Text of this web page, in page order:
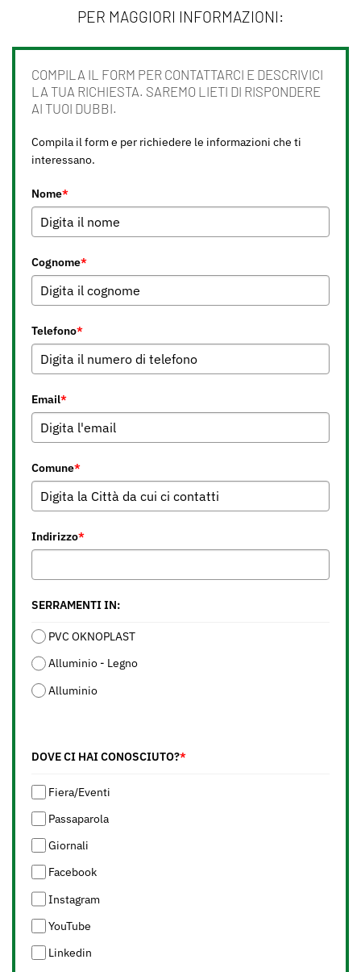
PER MAGGIORI INFORMAZIONI:
COMPILA IL FORM PER CONTATTARCI E DESCRIVICI
LA TUA RICHIESTA. SAREMO LIETI DI RISPONDERE
AI TUOI DUBBI.
Compila il form e per richiedere le informazioni che ti
interessano.
Nome*
Cognome*
Telefono*
Email*
Comune*
Indirizzo*
SERRAMENTI IN:
PVC OKNOPLAST
Alluminio - Legno
Alluminio
DOVE CI HAI CONOSCIUTO?*
Fiera/Eventi
Passaparola
Giornali
Facebook
Instagram
YouTube
Linkedin